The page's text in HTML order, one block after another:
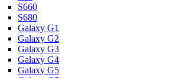
S660
S680
Galaxy G1
Galaxy G2
Galaxy G3
Galaxy G4
Galaxy G5